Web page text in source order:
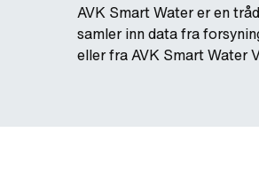
AVK Smart Water er en
samler inn data fra
eller fra AVK Smart Water